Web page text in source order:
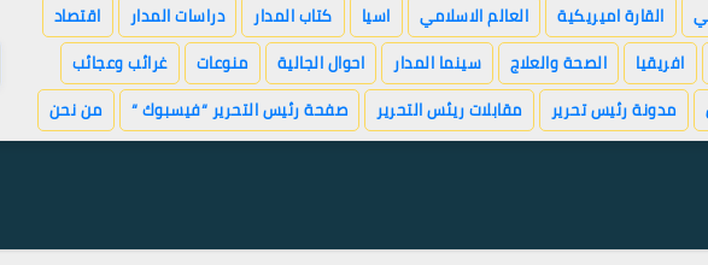
القارة اميريكية العالم الاسلامي اسيا كتاب المدار دراسات المدار
اقتصاد
افريقيا
الصحة والعلاج سينما المدار احوال الجالية منوعات
غرائب وعجائب
مدونة رئيس تحرير مقابلات ريئس التحرير صفحة رئيس التحرير “فيسبوك “ من نحن